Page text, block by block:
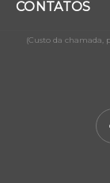
CONTATOS
(Custo da chamada,